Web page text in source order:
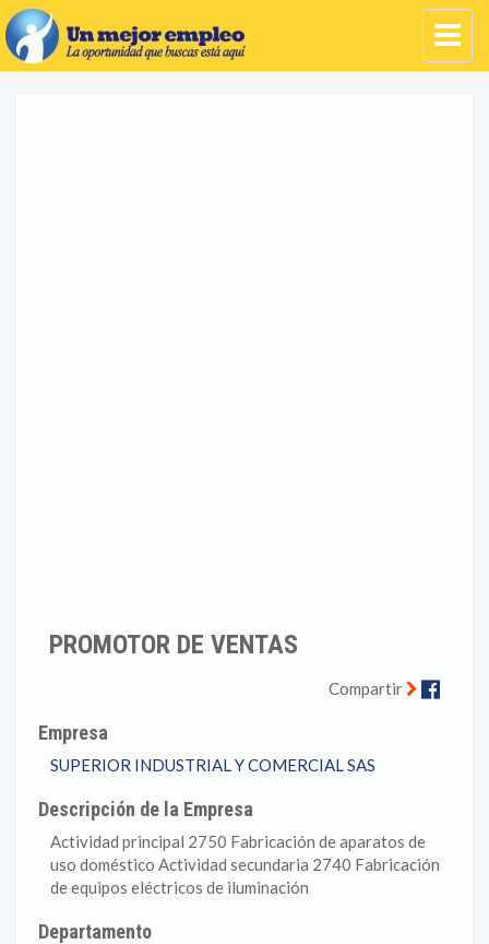
PROMOTOR DE VENTAS
Compartir
Empresa
SUPERIOR INDUSTRIAL Y COMERCIAL SAS
Descripción de la Empresa
Actividad principal 2750 Fabricación de aparatos de
uso doméstico Actividad secundaria 2740 Fabricación
de equipos eléctricos de iluminación
Departamento